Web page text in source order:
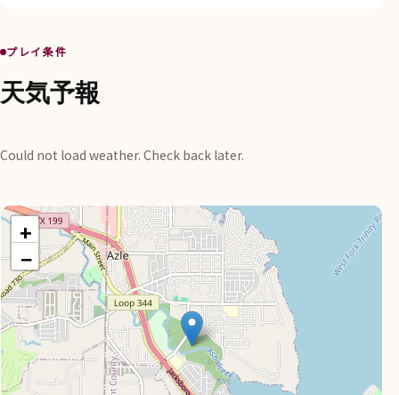
プレイ条件
天気予報
Could not load weather. Check back later.
+
−